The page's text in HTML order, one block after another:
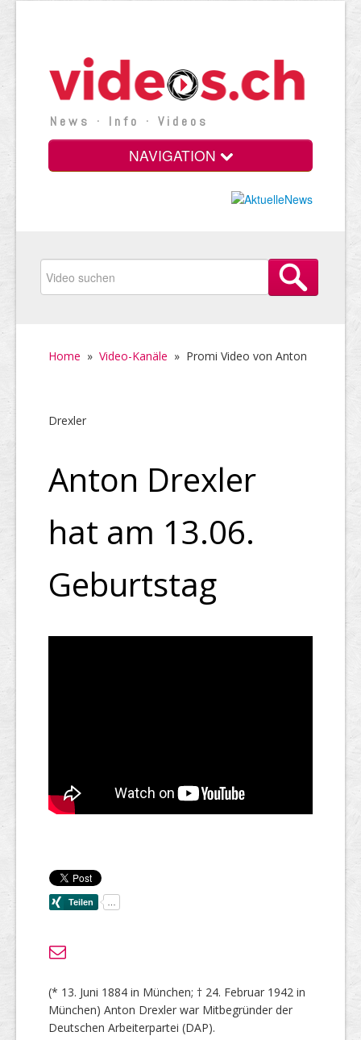
News · Info · Videos
NAVIGATION
Home » Video-Kanäle » Promi Video von Anton
Drexler
Anton Drexler
hat am 13.06.
Geburtstag
(* 13. Juni 1884 in München; † 24. Februar 1942 in
München) Anton Drexler war Mitbegründer der
Deutschen Arbeiterpartei (DAP).